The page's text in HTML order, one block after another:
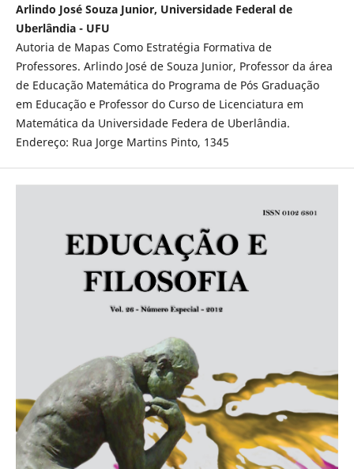
Arlindo José Souza Junior, Universidade Federal de
Uberlândia - UFU
Autoria de Mapas Como Estratégia Formativa de
Professores. Arlindo José de Souza Junior, Professor da área
de Educação Matemática do Programa de Pós Graduação
em Educação e Professor do Curso de Licenciatura em
Matemática da Universidade Federa de Uberlândia.
Endereço: Rua Jorge Martins Pinto, 1345